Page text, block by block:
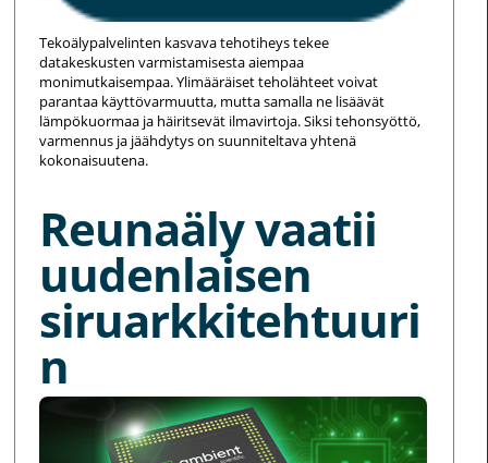
Tekoälypalvelinten kasvava tehotiheys tekee
datakeskusten varmistamisesta aiempaa
monimutkaisempaa. Ylimääräiset teholähteet voivat
parantaa käyttövarmuutta, mutta samalla ne lisäävät
lämpökuormaa ja häiritsevät ilmavirtoja. Siksi tehonsyöttö,
varmennus ja jäähdytys on suunniteltava yhtenä
kokonaisuutena.
Reunaäly vaatii
uudenlaisen
siruarkkitehtuuri
n